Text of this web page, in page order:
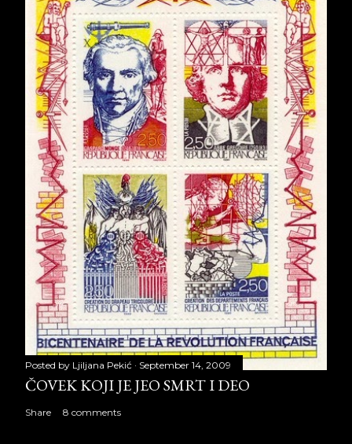
Posted by Ljiljana Pekić September 14, 2009
ČOVEK KOJI JE JEO SMRT I DEO
Share 8 comments